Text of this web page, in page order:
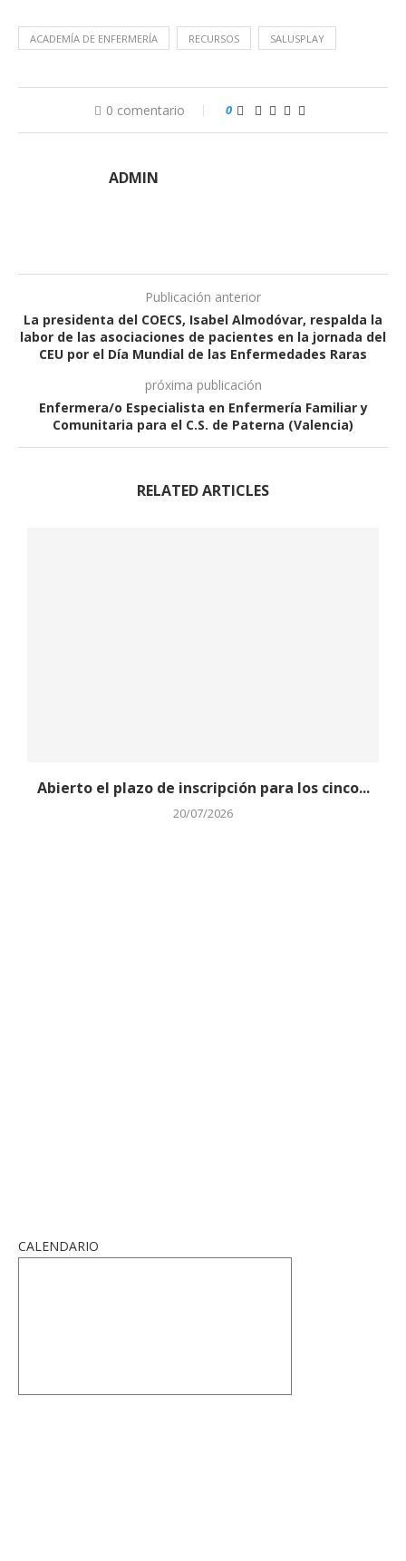
ACADEMÍA DE ENFERMERÍA RECURSOS SALUSPLAY
0 comentario 0
ADMIN
Publicación anterior
La presidenta del COECS, Isabel Almodóvar, respalda la
labor de las asociaciones de pacientes en la jornada del
CEU por el Día Mundial de las Enfermedades Raras
próxima publicación
Enfermera/o Especialista en Enfermería Familiar y
Comunitaria para el C.S. de Paterna (Valencia)
RELATED ARTICLES
Abierto el plazo de inscripción para los cinco...
20/07/2026
CALENDARIO